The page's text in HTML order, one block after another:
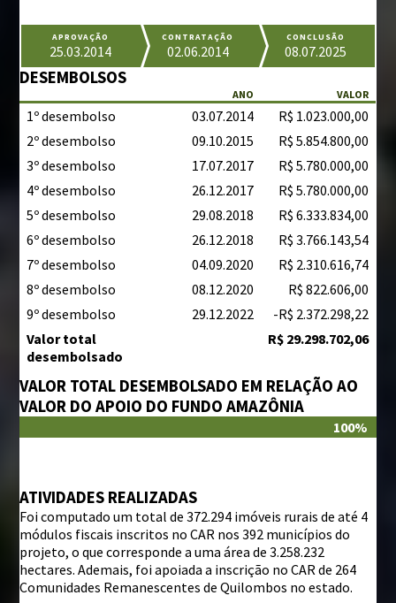
APROVAÇÃO
25.03.2014
CONTRATAÇÃO
02.06.2014
CONCLUSÃO
08.07.2025
DESEMBOLSOS
ANO VALOR
1º desembolso 03.07.2014
R$ 1.023.000,00
2º desembolso
09.10.2015
R$ 5.854.800,00
3º desembolso
17.07.2017
R$ 5.780.000,00
4º desembolso
26.12.2017
R$ 5.780.000,00
5º desembolso
29.08.2018
R$ 6.333.834,00
6º desembolso
26.12.2018
R$ 3.766.143,54
7º desembolso
04.09.2020
R$ 2.310.616,74
8º desembolso
08.12.2020
R$ 822.606,00
9º desembolso
29.12.2022
-R$ 2.372.298,22
Valor total
desembolsado
R$ 29.298.702,06
VALOR TOTAL DESEMBOLSADO EM RELAÇÃO AO
VALOR DO APOIO DO FUNDO AMAZÔNIA
100%
ATIVIDADES REALIZADAS
Foi computado um total de 372.294 imóveis rurais de até 4
módulos fiscais inscritos no CAR nos 392 municípios do
projeto, o que corresponde a uma área de 3.258.232
hectares. Ademais, foi apoiada a inscrição no CAR de 264
Comunidades Remanescentes de Quilombos no estado.